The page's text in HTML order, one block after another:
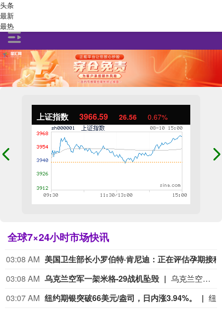
上证指数 3966.59 26.56 0.67%
全球7×24小时市场快讯
03:08 AM
03:08 AM 乌克兰空军一架米格-29战机坠毁
乌克兰空军当地时间10日在社交媒体发文说，当晚，乌空军一架米格-29战机在敖德萨州空域执行战斗任务时突发紧急状况坠毁。乌空军称，初步调查结果显示，该战机在发射导弹时起火，随后失控，飞行员弹射逃生并被送医。事故原因还在进一步调查中。
03:07 AM 纽约期银突破66美元/盎司，日内涨3.94%。
头条
最新
最热